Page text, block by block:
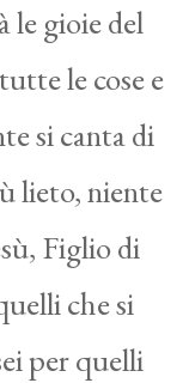
le gioie del
le cose e
si canta di
lieto, niente
Figlio di
che si
per quelli